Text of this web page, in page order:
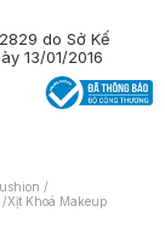
do Sở Kế
13/01/2016
/
/Xịt Khoá Makeup